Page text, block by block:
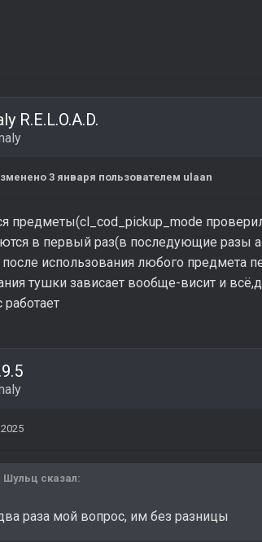
R.E.L.O.A.D.
3 января пользователем ulaan
предметы(cl_cod_pickup_mode
в первый раз(в последующие разы
использования любого предмета
тушки зависает вообще-висит и
Шульц сказал:
раза мой вопрос, им без разницы